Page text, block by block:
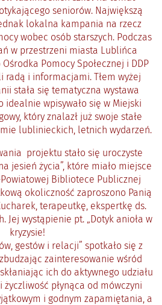
seniorów. Największą
lokalna kampania na rzecz
wobec osób starszych. Podczas
w przestrzeni miasta Lublińca
Pomocy Społecznej i DDP
radą i informacjami. Tłem wyżej
stała się tematyczna wystawa
idealnie wpisywało się w Miejski
który znalazł już swoje stałe
lublinieckich, letnich wydarzeń.
projektu stało się uroczyste
jesień życia”, które miało miejsce
Bibliotece Publicznej
okoliczność zaproszono Panią
terapeutkę, ekspertkę ds.
Jej wystąpienie pt. „Dotyk anioła w
kryzysie!
gestów i relacji” spotkało się z
zainteresowanie wśród
ich do aktywnego udziału
życzliwość płynąca od mówczyni
i godnym zapamiętania, a